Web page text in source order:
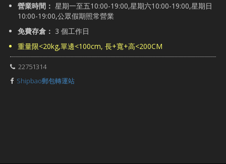
營業時間： 星期一至五10:00-19:00,星期六10:00-19:00,星期日
10:00-19:00,公眾假期照常營業
免費存倉： 3 個工作日
重量限<20kg,單邊<100cm, 長+寬+高<200CM
22751314
Shipbao郵包轉運站